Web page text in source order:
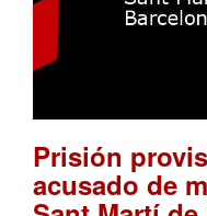
Prisión
acusado de